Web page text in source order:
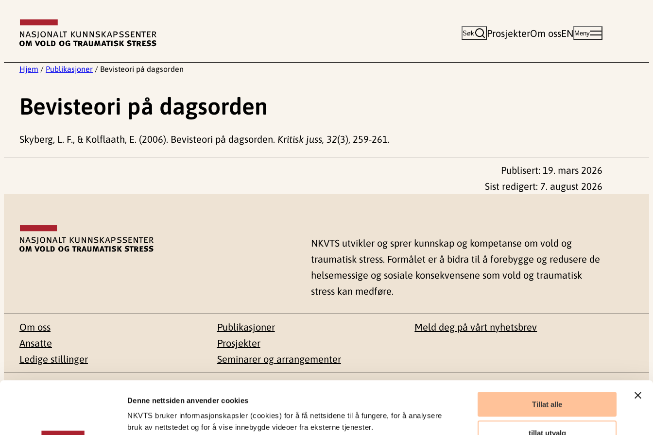
Denne nettsiden anvender cookies
NKVTS bruker informasjonskapsler (cookies) for å få nettsidene til å fungere, for å analysere
bruk av nettstedet og for å vise innebygde videoer fra eksterne tjenester.
Tillat alle
tillat utvalg
innhold
Søk ProsjekterOm ossEN Meny
Hjem / Publikasjoner / Bevisteori på dagsorden
Bevisteori på dagsorden
Skyberg, L. F., & Kolflaath, E. (2006). Bevisteori på dagsorden. Kritisk juss, 32(3), 259-261.
Publisert: 19. mars 2026
Sist redigert: 7. august 2026
NKVTS utvikler og sprer kunnskap og kompetanse om vold og
traumatisk stress. Formålet er å bidra til å forebygge og redusere de
helsemessige og sosiale konsekvensene som vold og traumatisk
stress kan medføre.
Om oss
Ansatte
Ledige stillinger
Publikasjoner
Prosjekter
Seminarer og arrangementer
Meld deg på vårt nyhetsbrev
Besøksadresse
Gullhaugveien 1-3
22 59 55 00
Sosiale medier
Facebook